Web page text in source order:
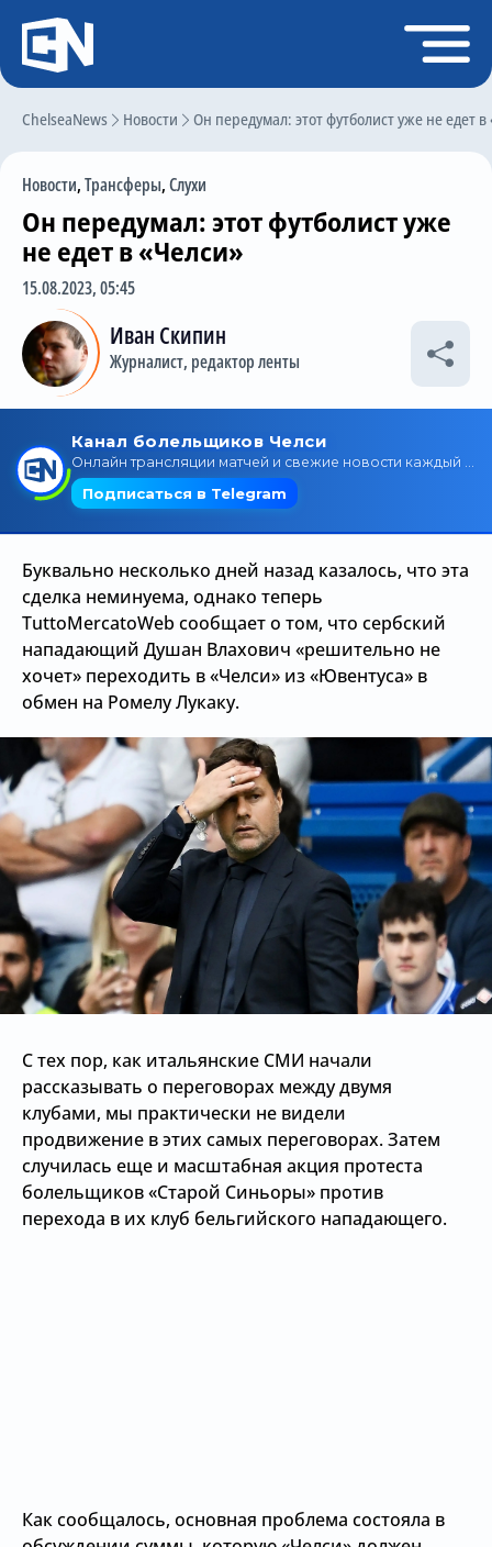
ChelseaNews Новости Он передумал: этот футболист уже не едет
Новости,Трансферы,Слухи
Он передумал: этот футболист уже
не едет в «Челси»
15.08.2023, 05:45
Иван Скипин
Журналист, редактор ленты
Буквально несколько дней назад казалось, что эта
сделка неминуема, однако теперь
TuttoMercatoWeb сообщает о том, что сербский
нападающий Душан Влахович «решительно не
хочет» переходить в «Челси» из «Ювентуса» в
обмен на Ромелу Лукаку.
С тех пор, как итальянские СМИ начали
рассказывать о переговорах между двумя
клубами, мы практически не видели
продвижение в этих самых переговорах. Затем
случилась еще и масштабная акция протеста
болельщиков «Старой Синьоры» против
перехода в их клуб бельгийского нападающего.
Как сообщалось, основная проблема состояла в
Регистрация
Главная
Чат
Трансферы
Слухи
История Челси
Статистика
Календарь игр
Состав команды
Поиск по сайту
Трансляции
О сайте
Контакты